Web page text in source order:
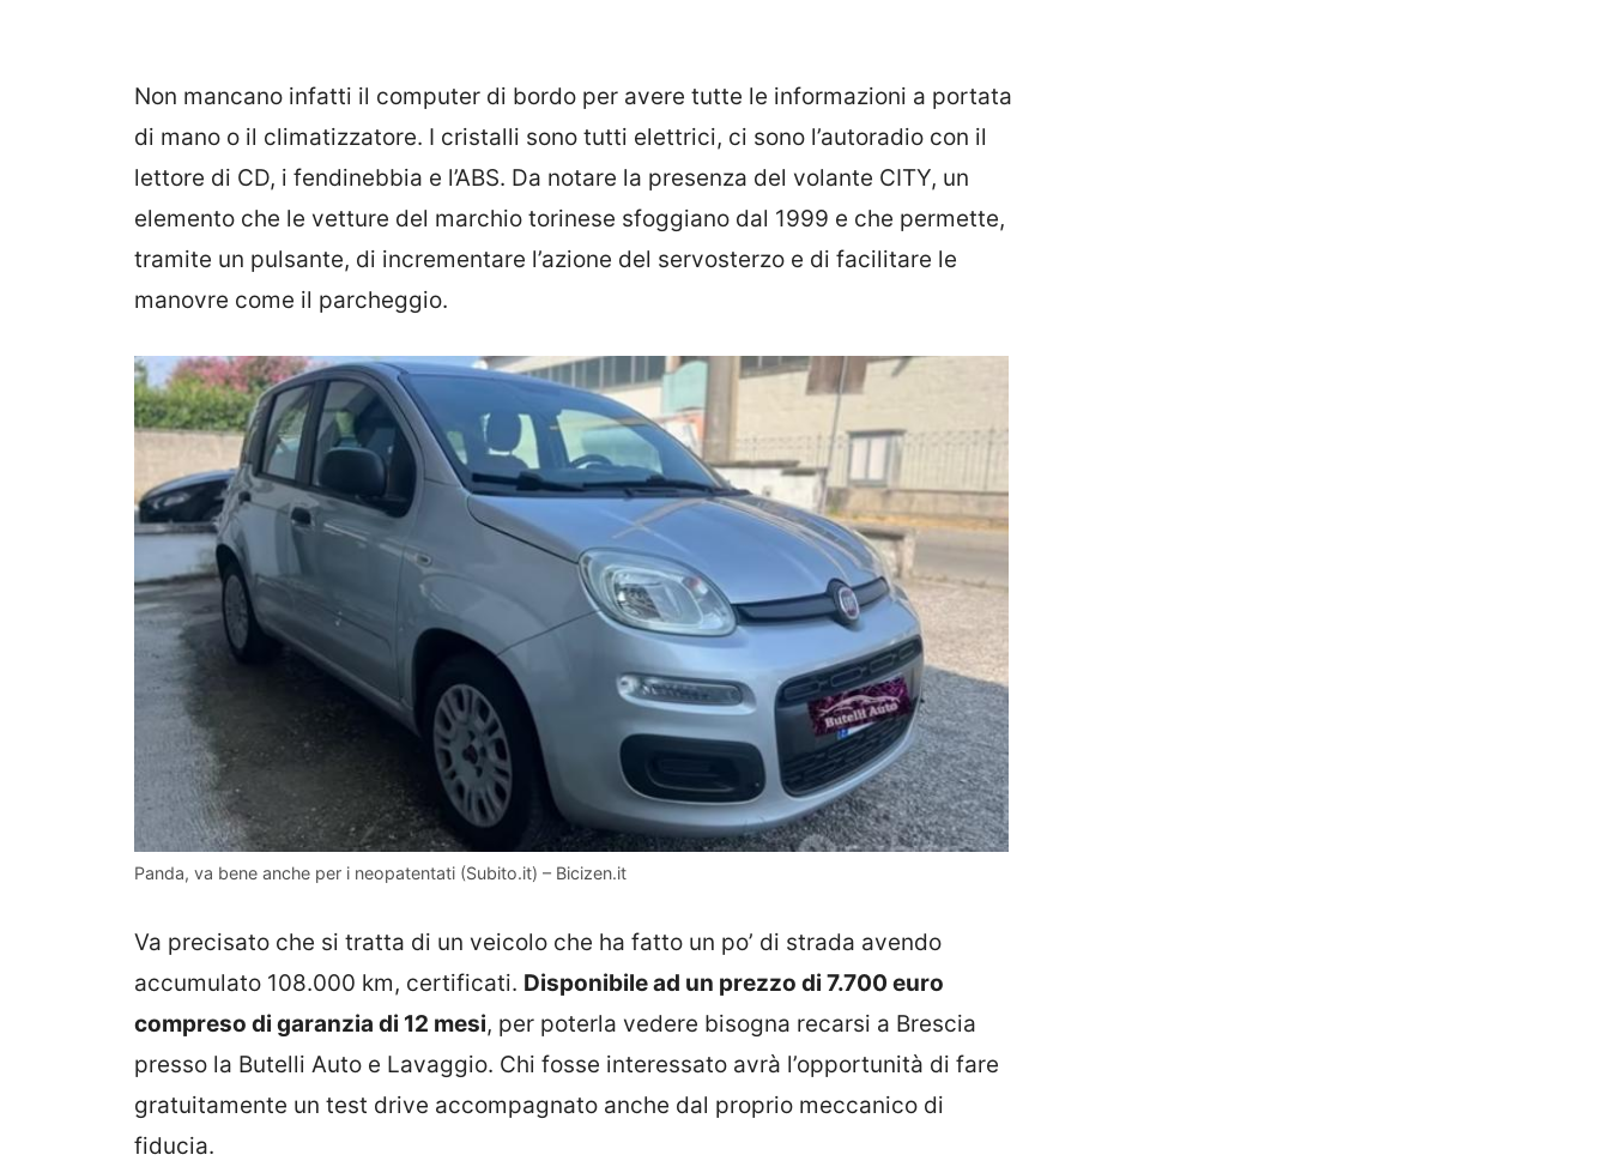
Non mancano infatti il computer di bordo per avere tutte le informazioni a portata
di mano o il climatizzatore. I cristalli sono tutti elettrici, ci sono l’autoradio con il
lettore di CD, i fendinebbia e l’ABS. Da notare la presenza del volante CITY, un
elemento che le vetture del marchio torinese sfoggiano dal 1999 e che permette,
tramite un pulsante, di incrementare l’azione del servosterzo e di facilitare le
manovre come il parcheggio.
Panda, va bene anche per i neopatentati (Subito.it) – Bicizen.it
Va precisato che si tratta di un veicolo che ha fatto un po’ di strada avendo
accumulato 108.000 km, certificati. Disponibile ad un prezzo di 7.700 euro
compreso di garanzia di 12 mesi, per poterla vedere bisogna recarsi a Brescia
presso la Butelli Auto e Lavaggio. Chi fosse interessato avrà l’opportunità di fare
gratuitamente un test drive accompagnato anche dal proprio meccanico di
fiducia.